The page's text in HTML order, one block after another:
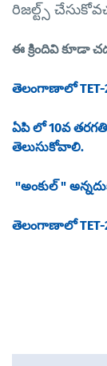
రిజల్ట్స్
ఈ క్రిందివి కూడా
తెలంగాణాలో TET-
ఏపి లో 10వ
తెలుసుకోవాలి.
"అంకుల్ "
తెలంగాణాలో TET-